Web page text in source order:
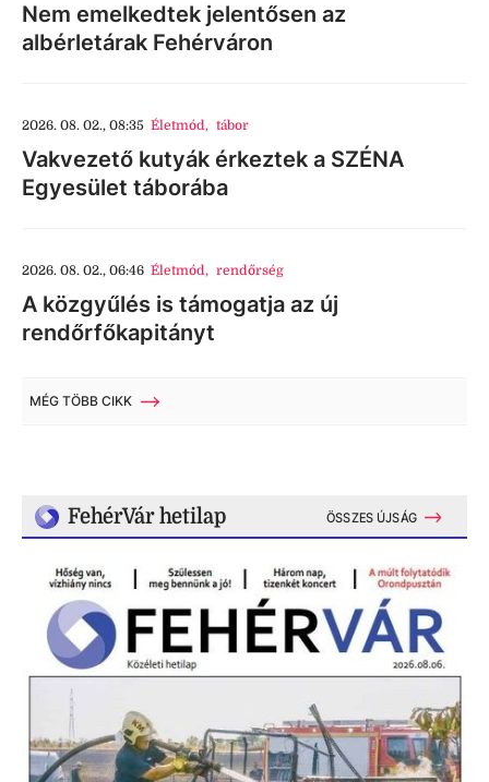
Nem emelkedtek jelentősen az
albérletárak Fehérváron
2026. 08. 02., 08:35 Életmód, tábor
Vakvezető kutyák érkeztek a SZÉNA
Egyesület táborába
2026. 08. 02., 06:46 Életmód, rendőrség
A közgyűlés is támogatja az új
rendőrfőkapitányt
MÉG TÖBB CIKK
FehérVár hetilap ÖSSZES ÚJSÁG